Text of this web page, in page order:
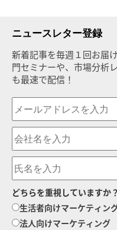
ニュースレター登録
新着記事を毎週１回お届
門セミナーや、市場分析
も最速で配信！
どちらを重視していますか？
生活者向けマーケティン
法人向けマーケティング